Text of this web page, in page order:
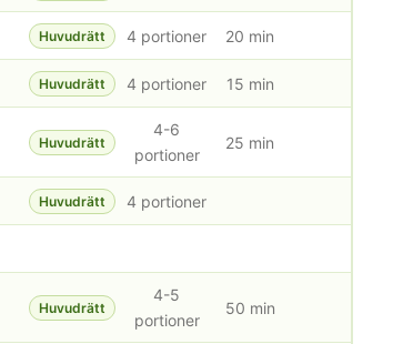
Huvudrätt 4 portioner 20 min
Huvudrätt 4 portioner 15 min
Huvudrätt
4-6
portioner
25 min
Huvudrätt 4 portioner
Huvudrätt
4-5
portioner
50 min